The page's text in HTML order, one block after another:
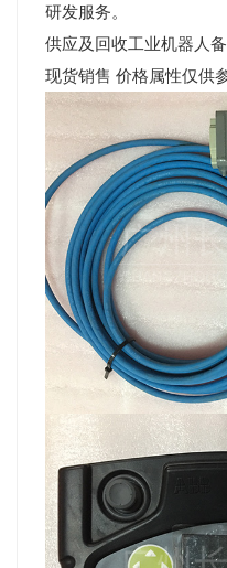
研发服务。
供应及回收工业机器人
现货销售 价格属性仅供